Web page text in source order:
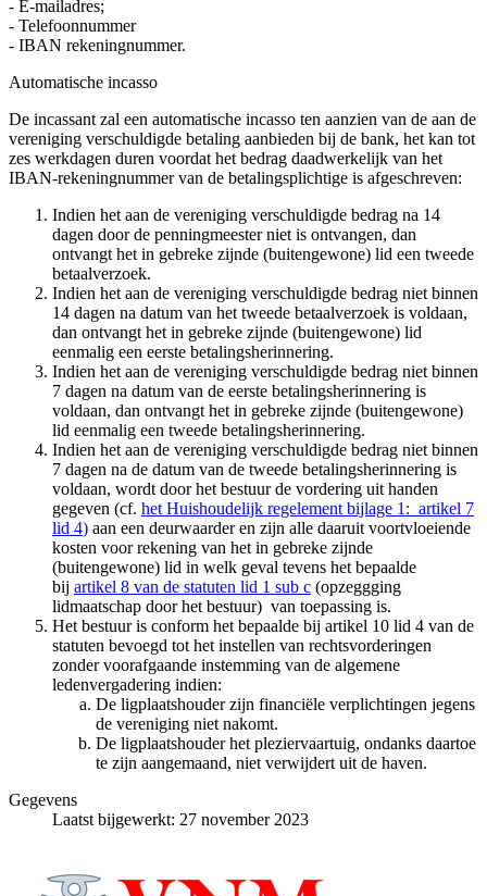
- E-mailadres;
- Telefoonnummer
- IBAN rekeningnummer.
Automatische incasso
De incassant zal een automatische incasso ten aanzien van de aan de
vereniging verschuldigde betaling aanbieden bij de bank, het kan tot
zes werkdagen duren voordat het bedrag daadwerkelijk van het
IBAN-rekeningnummer van de betalingsplichtige is afgeschreven:
Indien het aan de vereniging verschuldigde bedrag na 14
dagen door de penningmeester niet is ontvangen, dan
ontvangt het in gebreke zijnde (buitengewone) lid een tweede
betaalverzoek.
Indien het aan de vereniging verschuldigde bedrag niet binnen
14 dagen na datum van het tweede betaalverzoek is voldaan,
dan ontvangt het in gebreke zijnde (buitengewone) lid
eenmalig een eerste betalingsherinnering.
Indien het aan de vereniging verschuldigde bedrag niet binnen
7 dagen na datum van de eerste betalingsherinnering is
voldaan, dan ontvangt het in gebreke zijnde (buitengewone)
lid eenmalig een tweede betalingsherinnering.
Indien het aan de vereniging verschuldigde bedrag niet binnen
7 dagen na de datum van de tweede betalingsherinnering is
voldaan, wordt door het bestuur de vordering uit handen
gegeven (cf. het Huishoudelijk regelement bijlage 1: artikel 7
lid 4) aan een deurwaarder en zijn alle daaruit voortvloeiende
kosten voor rekening van het in gebreke zijnde
(buitengewone) lid in welk geval tevens het bepaalde
bij artikel 8 van de statuten lid 1 sub c (opzeggging
lidmaatschap door het bestuur) van toepassing is.
Het bestuur is conform het bepaalde bij artikel 10 lid 4 van de
statuten bevoegd tot het instellen van rechtsvorderingen
zonder voorafgaande instemming van de algemene
ledenvergadering indien:
De ligplaatshouder zijn financiële verplichtingen jegens
de vereniging niet nakomt.
De ligplaatshouder het pleziervaartuig, ondanks daartoe
te zijn aangemaand, niet verwijdert uit de haven.
Gegevens
Laatst bijgewerkt: 27 november 2023